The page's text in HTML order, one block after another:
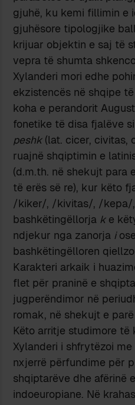
gjuhë, ku kemi fillimin e
gjuhësore tipologjike
krijuar objektin e saj të
vepra të shumta
Xylanderi mori edhe
ekzistencës në shqipe
koha e perandorit
fonetike të disa fjalëve si
peshk(lat. cicer, civitas,
ruajnë shqiptimin e
(d.m.th. në shekujt para
të erës së re), kur këto
/kiker/, /kivitas/, /kepa/
bashkëtingëllorja ke
ndjekur nga zanorja iose
bashkëtingëlloren
Karakteri arkaik i
flet për praninë e
jugperëndimor në
romak, në shekujt e
Këto arritje studimore të
Xylanderi i shfrytëzoi
nxjerrë përfundime për
shqiptarëve dhe afërinë
indoeuropiane. Në